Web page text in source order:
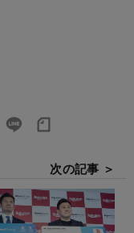
次の記事 ＞